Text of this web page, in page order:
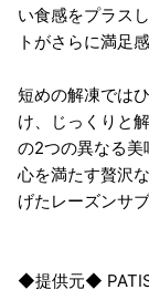
い食感をプラス
トがさらに満足
短めの解凍では
け、じっくりと
の2つの異なる美
心を満たす贅沢
げたレーズンサ
◆提供元◆